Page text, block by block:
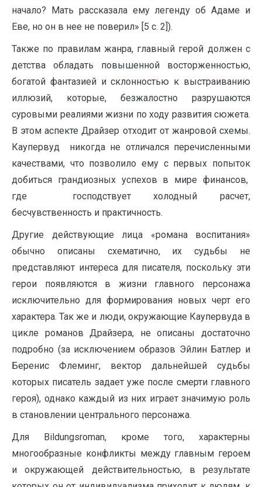
начало? Мать рассказала ему легенду об Адаме и
Еве, но он в нее не поверил» [5 c. 2]).
Также по правилам жанра, главный герой должен с
детства обладать повышенной восторженностью,
богатой фантазией и склонностью к выстраиванию
иллюзий, которые, безжалостно разрушаются
суровыми реалиями жизни по ходу развития сюжета.
В этом аспекте Драйзер отходит от жанровой схемы.
Каупервуд никогда не отличался перечисленными
качествами, что позволило ему с первых попыток
добиться грандиозных успехов в мире финансов,
где господствует холодный расчет,
бесчувственность и практичность.
Другие действующие лица «романа воспитания»
обычно описаны схематично, их судьбы не
представляют интереса для писателя, поскольку эти
герои появляются в жизни главного персонажа
исключительно для формирования новых черт его
характера. Так же и люди, окружающие Каупервуда в
цикле романов Драйзера, не описаны достаточно
подробно (за исключением образов Эйлин Батлер и
Беренис Флеминг, вектор дальнейшей судьбы
которых писатель задает уже после смерти главного
героя), однако каждый из них играет значимую роль
в становлении центрального персонажа.
Для Bildungsroman, кроме того, характерны
многообразные конфликты между главным героем
и окружающей действительностью, в результате